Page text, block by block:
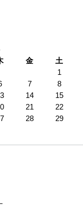
金
土
1
7
8
14
15
21
22
28
29